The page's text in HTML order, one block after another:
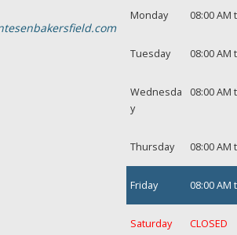
Monday 08:00 AM
Tuesday 08:00 AM
Wednesda
y
08:00 AM
Thursday 08:00 AM
Friday 08:00 AM
Saturday CLOSED